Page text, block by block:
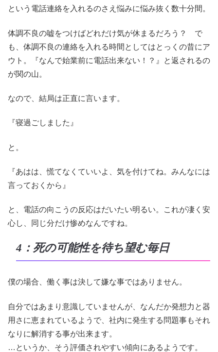
という電話連絡を入れるのさえ悩みに悩み抜く数十分間。
体調不良の嘘をつけばどれだけ気が休まるだろう？ で
も、体調不良の連絡を入れる時間としてはとっくの昔にア
ウト。『なんで始業前に電話出来ない！？』と返されるの
が関の山。
なので、結局は正直に言います。
『寝過ごしました』
と。
『あはは、慌てなくていいよ、気を付けてね。みんなには
言っておくから』
と、電話の向こうの反応はだいたい明るい。これが凄く安
心し、同じ分だけ惨めなんですね。
4：死の可能性を待ち望む毎日
僕の場合、働く事は決して嫌な事ではありません。
自分ではあまり意識していませんが、なんだか発想力と器
用さに恵まれているようで、社内に発生する問題事もそれ
なりに解消する事が出来ます。
…というか、そう評価されやすい傾向にあるようです。